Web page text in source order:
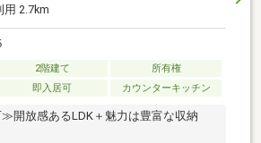
用 2.7km
2階建て
所有権
即入居可 カウンターキッチン
開放感あるLDK＋魅力は豊富な収納